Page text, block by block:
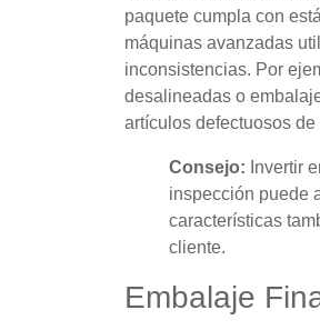
paquete cumpla con
máquinas avanzadas
inconsistencias. Por
desalineadas o
artículos defectuosos
Consejo: Invertir
inspección puede
características
cliente.
Embalaje